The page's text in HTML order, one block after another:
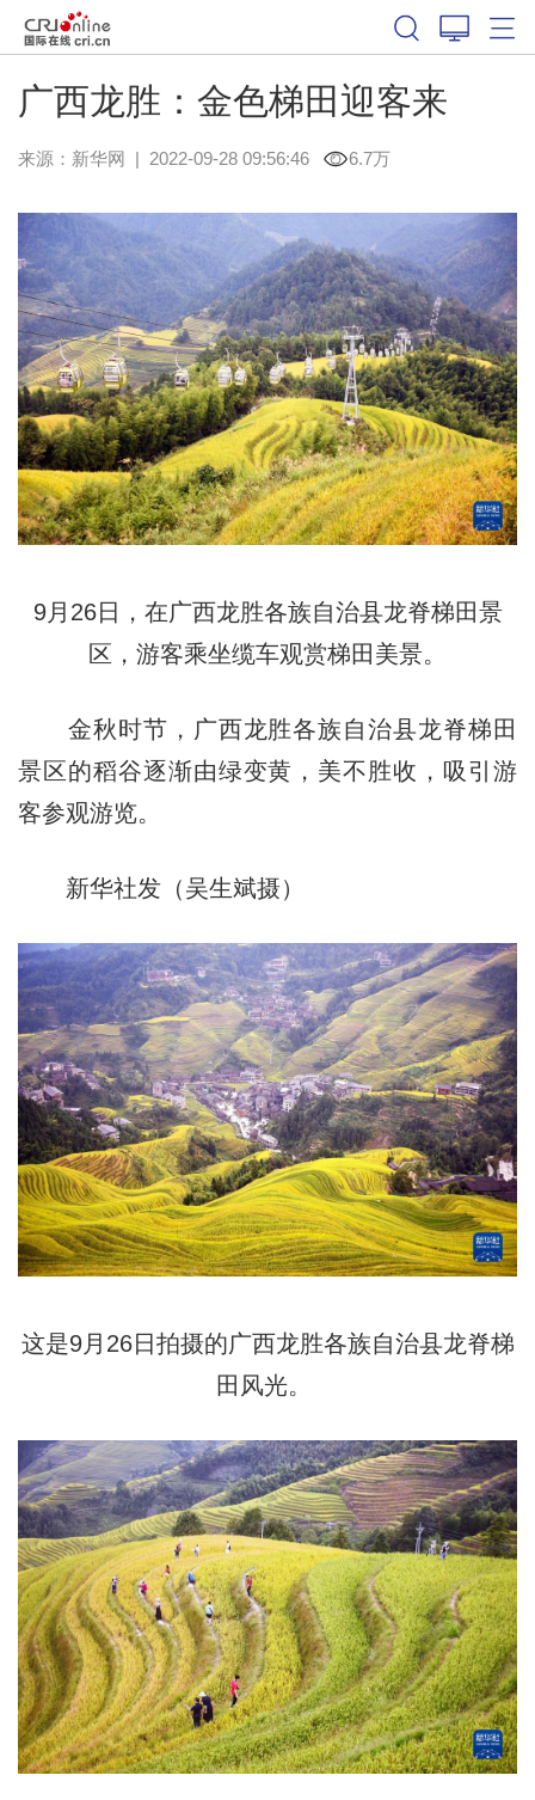
广西龙胜：金色梯田迎客来
来源： 新华网 | 2022-09-28 09:56:46 6.7万
9月26日，在广西龙胜各族自治县龙脊梯田景
区，游客乘坐缆车观赏梯田美景。
金秋时节，广西龙胜各族自治县龙脊梯田
景区的稻谷逐渐由绿变黄，美不胜收，吸引游
客参观游览。
新华社发（吴生斌摄）
这是9月26日拍摄的广西龙胜各族自治县龙脊梯
田风光。